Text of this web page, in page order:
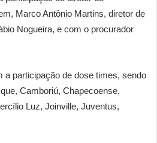
Marco Antônio Martins, diretor de
Nogueira, e com o procurador
a participação de dose times, sendo
Camboriú, Chapecoense,
Luz, Joinville, Juventus,